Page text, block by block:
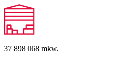
37 898 068 mkw.